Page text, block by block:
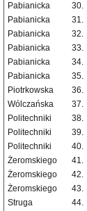
Pabianicka
30.
Pabianicka
31.
Pabianicka
32.
Pabianicka
33.
Pabianicka
34.
Pabianicka
35.
Piotrkowska
36.
Wólczańska
37.
Politechniki
38.
Politechniki
39.
Politechniki
40.
Żeromskiego
41.
Żeromskiego
42.
Żeromskiego
43.
Struga
44.